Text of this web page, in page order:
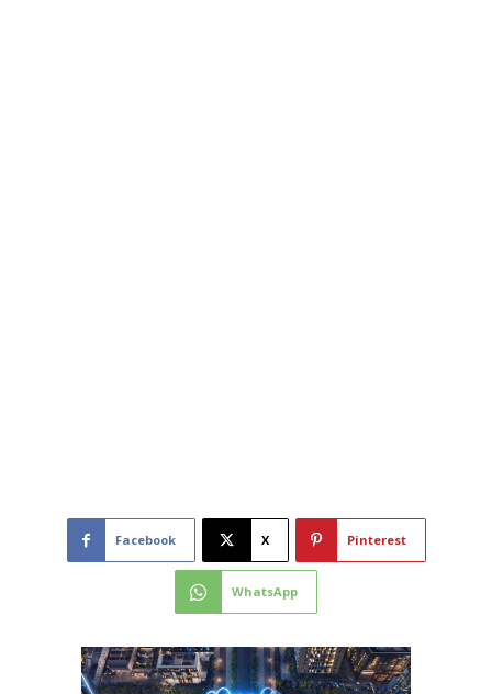
Facebook X Pinterest
WhatsApp